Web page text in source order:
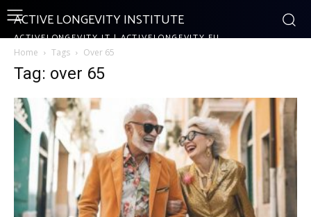
ACTIVE LONGEVITY INSTITUTE
ACTIVELONGEVITY.IT | ACTIVELONGEVITY.EU
Home Tags Over 65
Tag: over 65